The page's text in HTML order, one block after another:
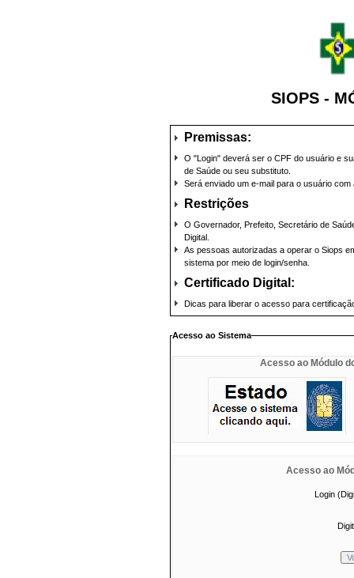
SIOPS -
Premissas:
O "Login" deverá ser o CPF do usuário e
de Saúde ou seu substituto.
Será enviado um e-mail para o usuário
Restrições
O Governador, Prefeito, Secretário de
Digital.
As pessoas autorizadas a operar o Siops
sistema por meio de login/senha.
Certificado Digital:
Dicas para liberar o acesso para
Acesso ao Sistema
Acesso ao Módulo
Acesso ao
Login